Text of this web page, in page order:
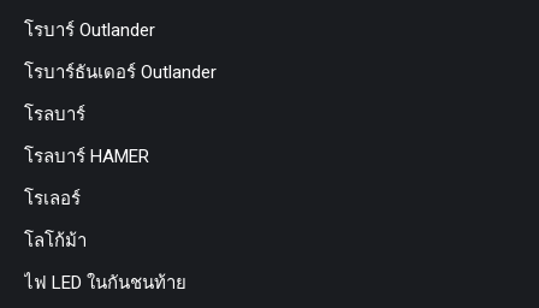
โรบาร์ Outlander
โรบาร์ธันเดอร์ Outlander
โรลบาร์
โรลบาร์ HAMER
โรเลอร์
โลโก้ม้า
ไฟ LED ในกันชนท้าย